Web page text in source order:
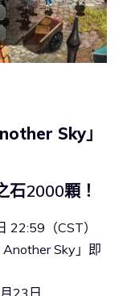
Sky」
石2000顆！
22:59（CST）
Sky」即